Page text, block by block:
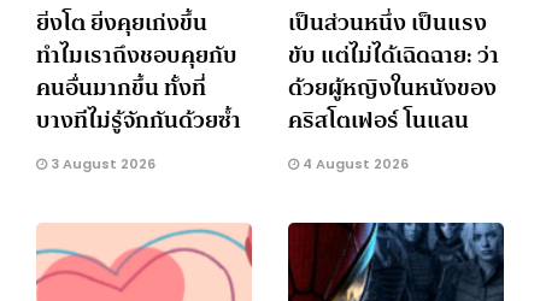
ยิ่งโต ยิ่งคุยเก่งขึ้น
ทำไมเราถึงชอบคุยกับ
คนอื่นมากขึ้น ทั้งที่
บางทีไม่รู้จักกันด้วยซ้ำ
3 August 2026
เป็นส่วนหนึ่ง เป็นแรง
ขับ แต่ไม่ได้เฉิดฉาย: ว่า
ด้วยผู้หญิงในหนังของ
คริสโตเฟอร์ โนแลน
4 August 2026